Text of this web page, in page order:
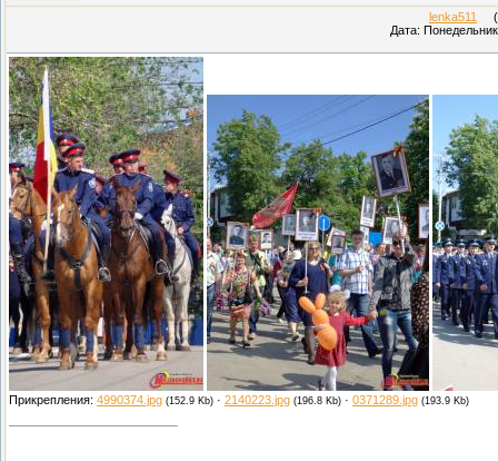
lenka511
Дата:
Прикрепления: 4990374.jpg (152.9 Kb) · 2140223.jpg (196.8 Kb) · 0371289.jpg (193.9 Kb)